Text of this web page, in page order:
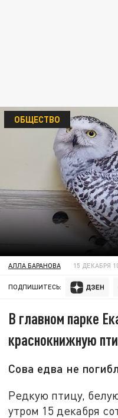
ОБЩЕСТВО
АЛЛА БАРАНОВА 15 ДЕКАБРЯ
ПОДПИШИТЕСЬ:
В главном парке
краснокнижную
Сова едва не
Редкую птицу,
утром 15 декабря